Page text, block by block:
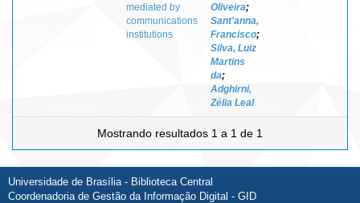
mediated by
communications
institutions
Oliveira;
Sant'anna,
Francisco;
Silva, Luiz
Martins
da;
Adghirni,
Zélia Leal
Mostrando resultados 1 a 1 de 1
Universidade de Brasília - Biblioteca Central
Coordenadoria de Gestão da Informação Digital - GID